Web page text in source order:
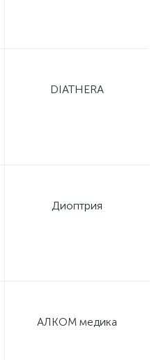
DIATHERA
Диоптрия
АЛКОМ медика